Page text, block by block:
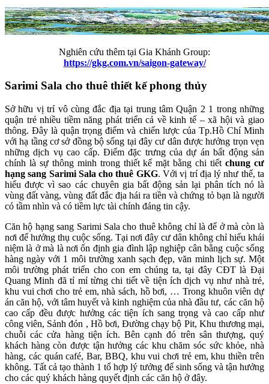
Nghiên cứu thêm tại Gia Khánh Group:
https://gkg.com.vn/saigon-gateway/
Sarimi Sala cho thuê thiết kế phong thủy
Sở hữu vị trí vô cùng đắc địa tại trung tâm Quận 2 1 trong những
quận trẻ nhiều tiềm năng phát triển cả về kinh tế – xã hội và giao
thông. Đây là quận trọng điểm và chiến lược của Tp.Hồ Chí Minh
với hạ tầng cơ sở đồng bộ sống tại đây cư dân được hưởng trọn vẹn
những dịch vụ cao cấp. Điểm đặc trưng của dự án bất động sản
chính là sự thông minh trong thiết kế mặt bằng chi tiếtchung cư
hạng sang Sarimi Sala cho thuê GKG. Với vị trí địa lý như thế, ta
hiểu được vì sao các chuyên gia bất động sản lại phân tích nó là
vùng đất vàng, vùng đất đắc địa hái ra tiền và chứng tỏ bạn là người
có tầm nhìn và có tiềm lực tài chính đáng tin cậy.
Căn hộ hạng sang Sarimi Sala cho thuê không chỉ là để ở mà còn là
nơi để hưởng thụ cuộc sống. Tại nơi đây cư dân không chỉ hiểu khái
niệm là ở mà là nơi ổn định gia đình lập nghiệp cân bằng cuộc sống
hàng ngày với 1 môi trường xanh sạch đẹp, văn minh lịch sự. Một
môi trường phát triển cho con em chúng ta, tại đây CĐT là Đại
Quang Minh đã tỉ mỉ từng chi tiết về tiện ích dịch vụ như nhà trẻ,
khu vui chơi cho trẻ em, nhà sách, hồ bơi, … Trong khuôn viên dự
án căn hộ, với tâm huyết và kinh nghiệm của nhà đầu tư, các căn hộ
cao cấp đều được hưởng các tiện ích sang trọng và cao cấp như
công viên, Sảnh đón , Hồ bơi, Đường chạy bộ Pit, Khu thương mại,
chuỗi các cửa hàng tiện ích. Bên cạnh đó trên sân thượng, quý
khách hàng còn được tận hưởng các khu chăm sóc sức khỏe, nhà
hàng, các quán café, Bar, BBQ, khu vui chơi trẻ em, khu thiền trên
không. Tất cả tạo thành 1 tổ hợp lý tưởng để sinh sống và tận hưởng
cho các quý khách hàng quyết định các căn hộ ở đây.